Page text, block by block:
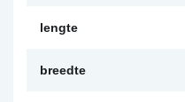
lengte
breedte